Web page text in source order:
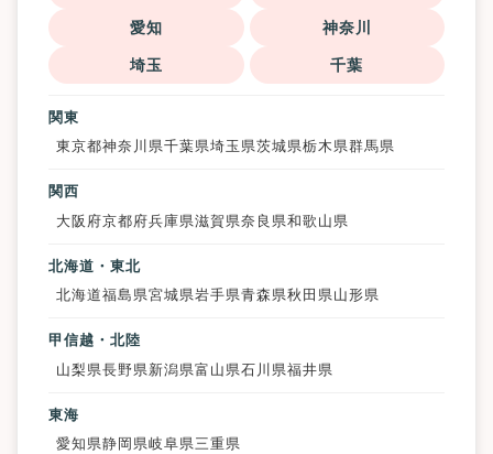
愛知 神奈川
埼玉 千葉
関東
東京都神奈川県千葉県埼玉県茨城県栃木県群馬県
関西
大阪府京都府兵庫県滋賀県奈良県和歌山県
北海道・東北
北海道福島県宮城県岩手県青森県秋田県山形県
甲信越・北陸
山梨県長野県 新潟県富山県石川県福井県
東海
愛知県静岡県岐阜県三重県